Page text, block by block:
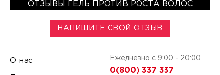
ОТЗЫВЫ ГЕЛЬ ПРОТИВ РОСТА ВОЛОС
НАПИШИТЕ СВОЙ ОТЗЫВ
О нас Ежедневно с 9:00 - 20:00
0(800) 337 337